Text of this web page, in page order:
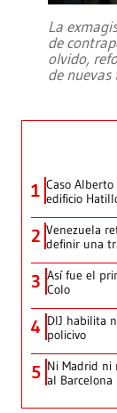
La
de
olvido,
de nuevas
1 Caso
edificio
2 Venezuela
definir una
3 Así fue el
Colo
4 DIJ habilita
policivo
5 Ni Madrid ni
al Barcelona